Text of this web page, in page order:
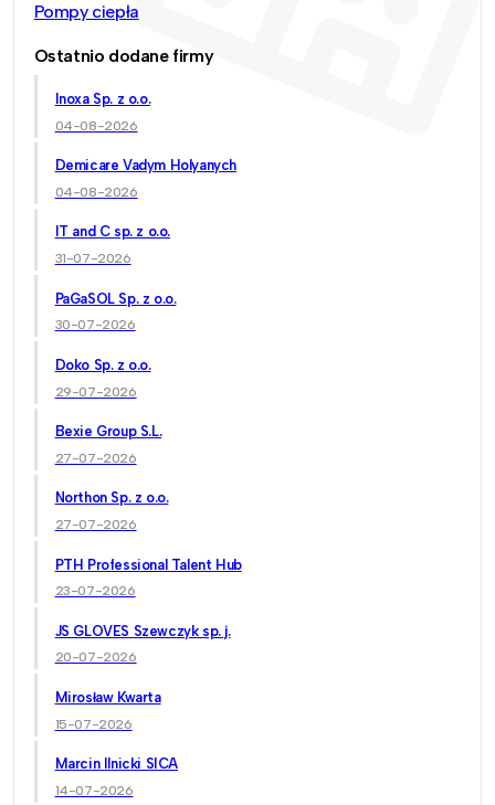
Pompy ciepła
Ostatnio dodane firmy
Inoxa Sp. z o.o.
04-08-2026
Demicare Vadym Holyanych
04-08-2026
IT and C sp. z o.o.
31-07-2026
PaGaSOL Sp. z o.o.
30-07-2026
Doko Sp. z o.o.
29-07-2026
Bexie Group S.L.
27-07-2026
Northon Sp. z o.o.
27-07-2026
PTH Professional Talent Hub
23-07-2026
JS GLOVES Szewczyk sp. j.
20-07-2026
Mirosław Kwarta
15-07-2026
Marcin Ilnicki SICA
14-07-2026